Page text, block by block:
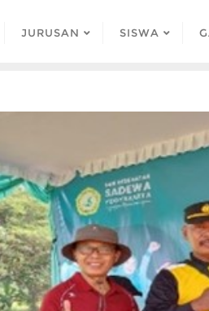
JURUSAN SISWA